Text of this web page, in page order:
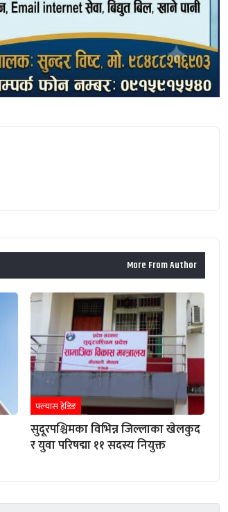
More From Author
फ्ल्यास हेडिङ
सुदूरपश्चिमका विभिन्न जिल्लाका खेलकुद
र युवा परिषद्मा ११ सदस्य नियुक्त